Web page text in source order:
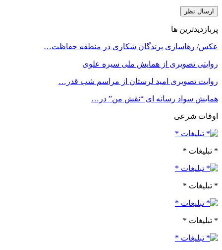
پربازدیدترین ها
عکس/ رهاسازی پرندگان شکاری در منطقه حفاظت…
روایتی تصویری از همایش ملی سیره علوی
روایت تصویری امید لرستان از مراسم شب قدر…
همایش سواد رسانه ای “نقش من” در…
اوقات شرعی
* تبلیغات *
* تبلیغات *
* تبلیغات *